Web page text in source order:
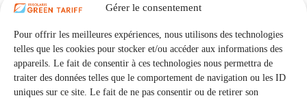
Gérer le consentement
Pour offrir les meilleures expériences, nous utilisons des technologies
telles que les cookies pour stocker et/ou accéder aux informations des
appareils. Le fait de consentir à ces technologies nous permettra de
traiter des données telles que le comportement de navigation ou les ID
uniques sur ce site. Le fait de ne pas consentir ou de retirer son